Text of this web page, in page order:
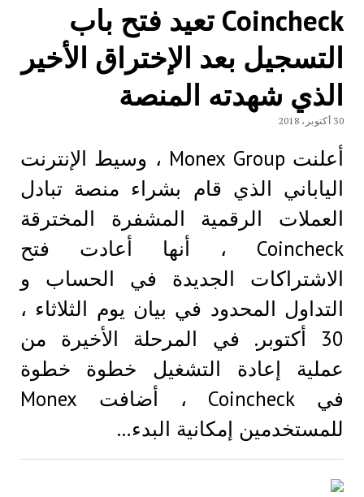
Coincheck تعيد فتح باب
التسجيل بعد الإختراق الأخير
الذي شهدته المنصة
30 أكتوبر، 2018
أعلنت Monex Group ، وسيط الإنترنت
الياباني الذي قام بشراء منصة تبادل
العملات الرقمية المشفرة المخترقة
Coincheck ، أنها أعادت فتح
الاشتراكات الجديدة في الحساب و
التداول المحدود في بيان يوم الثلاثاء ،
30 أكتوبر. في المرحلة الأخيرة من
عملية إعادة التشغيل خطوة خطوة
في Coincheck ، أضافت Monex
للمستخدمين إمكانية البدء…